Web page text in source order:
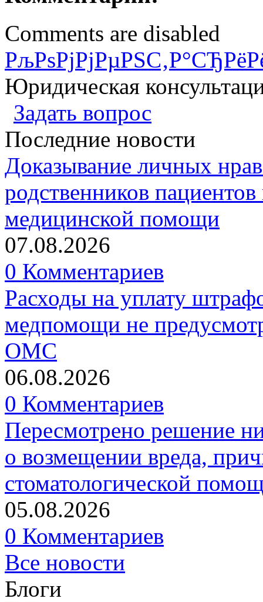
Comments are disabled
Юридическая
Задать вопрос
Последние новости
Доказывание личных
родственников
медицинской помощи
07.08.2026
0 Комментариев
Расходы на уплату
медпомощи не
ОМС
06.08.2026
0 Комментариев
Пересмотрено решение
о возмещении вреда,
стоматологической
05.08.2026
0 Комментариев
Все новости
Блоги